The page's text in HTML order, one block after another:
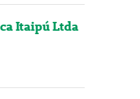
Itaipú Ltda